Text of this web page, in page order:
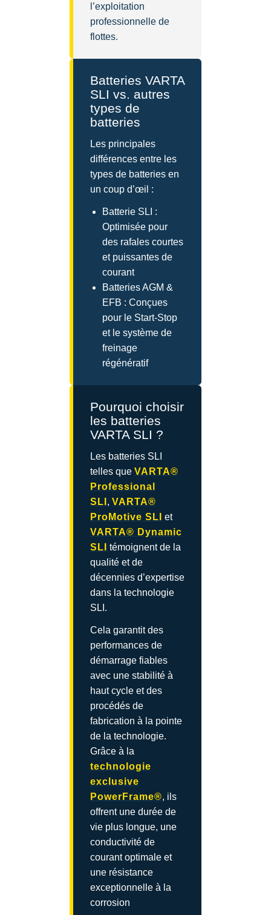
l’exploitation
professionnelle de
flottes.
Batteries VARTA
SLI vs. autres
types de
batteries
Les principales
différences entre les
types de batteries en
un coup d’œil :
Batterie SLI :
Optimisée pour
des rafales courtes
et puissantes de
courant
Batteries AGM &
EFB : Conçues
pour le Start-Stop
et le système de
freinage
régénératif
Pourquoi choisir
les batteries
VARTA SLI ?
Les batteries SLI
telles que VARTA®
Professional
SLI , VARTA®
ProMotive SLI et
VARTA® Dynamic
SLI témoignent de la
qualité et de
décennies d’expertise
dans la technologie
SLI.
Cela garantit des
performances de
démarrage fiables
avec une stabilité à
haut cycle et des
procédés de
fabrication à la pointe
de la technologie.
Grâce à la
technologie
exclusive
PowerFrame®, ils
offrent une durée de
vie plus longue, une
conductivité de
courant optimale et
une résistance
exceptionnelle à la
corrosion